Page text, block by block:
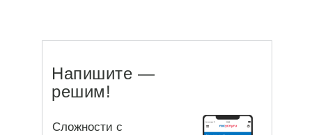
Сложности с
Напишите —
решим!